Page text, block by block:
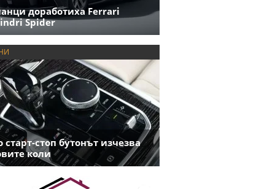
доработиха Ferrari
Spider
стоп бутонът изчезва
коли